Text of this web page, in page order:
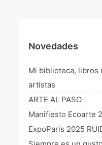
L’art Colombien à Paris
L’art Latino-américain
Reflecting Source. NY
Novedades
Mi biblioteca, libros
artistas
ARTE AL PASO
Manifiesto Ecoarte
ExpoParis 2025